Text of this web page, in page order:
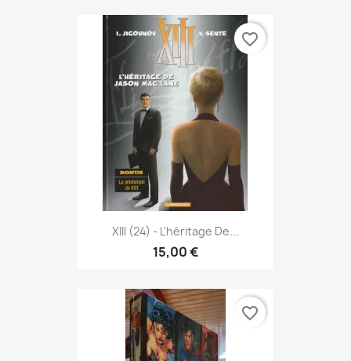
XIII (24) - L'héritage De...
15,00 €
favorite_border
favorite_border